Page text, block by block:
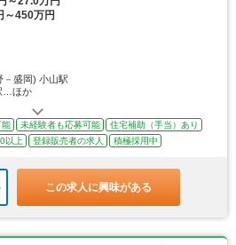
～450万円
－盛岡) 小山駅
…ほか
能 未経験者も応募可能
住宅補助（手当）あり
以上 登録販売者の求人 積極採用中
この求人に興味がある